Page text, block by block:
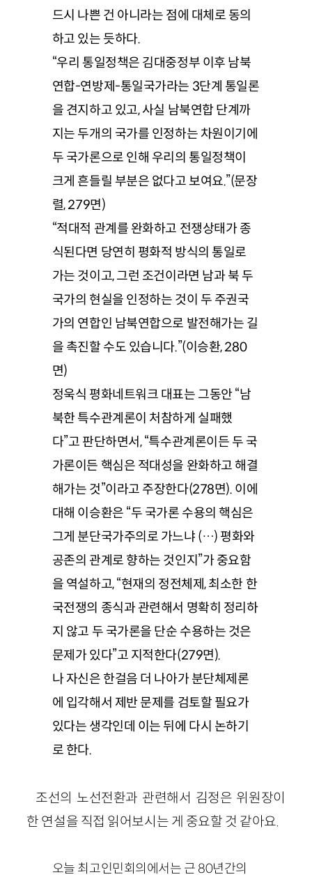
드시 나쁜 건 아니라는 점에 대체로 동의
하고 있는 듯하다.
“우리 통일정책은 김대중정부 이후 남북
연합-연방제-통일국가라는 3단계 통일론
을 견지하고 있고, 사실 남북연합 단계까
지는 두개의 국가를 인정하는 차원이기에
두 국가론으로 인해 우리의 통일정책이
크게 흔들릴 부분은 없다고 보여요.”(문장
렬, 279면)
“적대적 관계를 완화하고 전쟁상태가 종
식된다면 당연히 평화적 방식의 통일로
가는 것이고, 그런 조건이라면 남과 북 두
국가의 현실을 인정하는 것이 두 주권국
가의 연합인 남북연합으로 발전해가는 길
을 촉진할 수도 있습니다.”(이승환, 280
면)
정욱식 평화네트워크 대표는 그동안 “남
북한 특수관계론이 처참하게 실패했
다”고 판단하면서, “특수관계론이든 두 국
가론이든 핵심은 적대성을 완화하고 해결
해가는 것”이라고 주장한다(278면). 이에
대해 이승환은 “두 국가론 수용의 핵심은
그게 분단국가주의로 가느냐 (…) 평화와
공존의 관계로 향하는 것인지”가 중요함
을 역설하고, “현재의 정전체제, 최소한 한
국전쟁의 종식과 관련해서 명확히 정리하
지 않고 두 국가론을 단순 수용하는 것은
문제가 있다”고 지적한다(279면).
나 자신은 한걸음 더 나아가 분단체제론
에 입각해서 제반 문제를 검토할 필요가
있다는 생각인데 이는 뒤에 다시 논하기
로 한다.
조선의 노선전환과 관련해서 김정은 위원장이
한 연설을 직접 읽어보시는 게 중요할 것 같아요.
오늘 최고인민회의에서는 근 80년간의